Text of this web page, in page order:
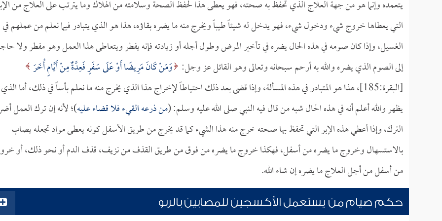
يتعمده وإنما هو من جهة العلاج الذي تحفظ به صحته، فهو يعطى هذا لحفظ الصحة وسلامته من الهلاك وما يترتب على العلاج من
التي يعطاها خروج شيء ودخول شيء، فهو يدخل له شيئاً طيباً ويخرج منه ما يضره بقاؤه، هذا هو الذي يتبادر فيما نعلم من عملهم في
الغسيل، وإذا كان صومه في هذه الحال يضره في تأخير المرض وطول أجله أو زيادته فإنه يفطر ويتعاطى هذا العمل وهو مفطر ولا
إلى الصوم الذي يضره والله به أرحم سبحانه وتعالى وهو القائل عز وجل: وَمَنْ كَانَ مَرِيضًا أَوْ عَلَى سَفَرٍ فَعِدَّةٌ مِنْ أَيَّامٍ أُخَرَ
[البقرة:185]، هذا هو المتبادر في هذه المسألة، وإذا قضى بعد ذلك احتياطاً لإخراج هذا الذي يخرج منه ما نعلم بأساً في ذلك، أما الذي
يظهر والله أعلم أنه في هذه الحال شبه من قال فيه النبي صلى الله عليه وسلم: (من ذرعه القيء فلا قضاء عليه)؛ لأنه إن ترك العمل
الترك، وإذا أعطي هذه الإبر التي تحفظ بها صحته خرج منه هذا الشيء كما قد يخرج من طريق الأسفل كونه يعطى مواد تجعله يصاب
بالاستسهال وخروج ما يضره من أسفل، فهكذا خروج ما يضره من فوق من طريق القذف من نزيف، قذف الدم أو نحو ذلك، أو
من أسفل من أجل العلاج ما يضره إن شاء الله.
حكم صيام من يستعمل الأكسجين للمصابين بالربو